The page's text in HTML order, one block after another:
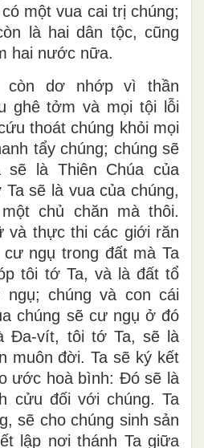
một vua cai trị chúng;
là hai dân tộc, cũng
hai nước nữa.
còn dơ nhớp vì thần
ghê tởm và mọi tội lỗi
thoát chúng khỏi mọi
tẩy chúng; chúng sẽ
sẽ là Thiên Chúa của
sẽ là vua của chúng,
chủ chăn mà thôi.
và thực thi các giới răn
ngụ trong đất mà Ta
tôi tớ Ta, và là đất tổ
chúng và con cái
chúng sẽ cư ngụ ở đó
Ða-vít, tôi tớ Ta, sẽ là
muôn đời. Ta sẽ ký kết
ước hoà bình: Ðó sẽ là
cửu đối với chúng. Ta
sẽ cho chúng sinh sản
lập nơi thánh Ta giữa